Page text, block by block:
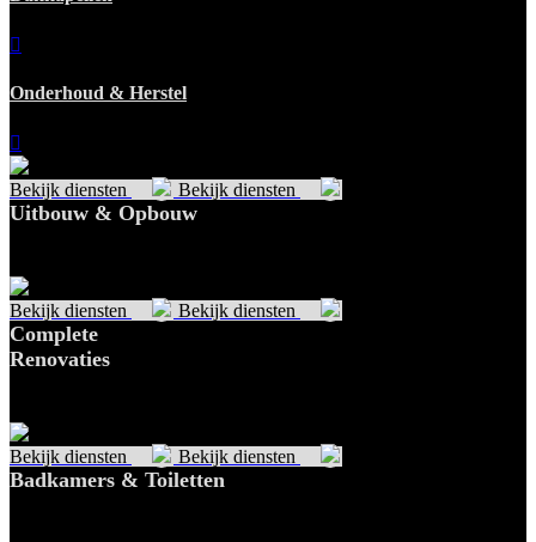
Onderhoud & Herstel
Bekijk diensten Bekijk diensten
Uitbouw & Opbouw
Bekijk diensten Bekijk diensten
Complete
Renovaties
Bekijk diensten Bekijk diensten
Badkamers & Toiletten